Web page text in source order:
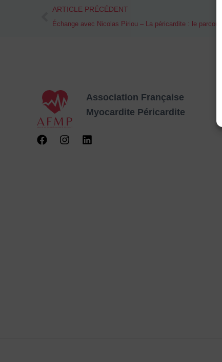
Prev
ARTICLE PRÉCÉDENT
Association Française
Myocardite Péricardite